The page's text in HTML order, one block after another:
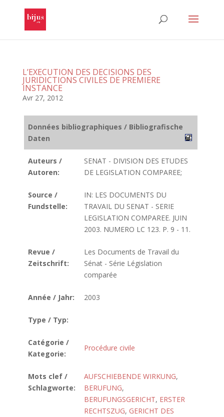
L’EXECUTION DES DECISIONS DES
JURIDICTIONS CIVILES DE PREMIERE
INSTANCE
Avr 27, 2012
Données bibliographiques / Bibliografische
Daten
Auteurs /
Autoren:
SENAT - DIVISION DES ETUDES
DE LEGISLATION COMPAREE;
Source /
Fundstelle:
IN: LES DOCUMENTS DU
TRAVAIL DU SENAT - SERIE
LEGISLATION COMPAREE. JUIN
2003. NUMERO LC 123. P. 9 - 11.
Revue /
Zeitschrift:
Les Documents de Travail du
Sénat - Série Législation
comparée
Année / Jahr: 2003
Type / Typ:
Catégorie /
Kategorie:
Procédure civile
Mots clef /
Schlagworte:
AUFSCHIEBENDE WIRKUNG,
BERUFUNG,
BERUFUNGSGERICHT, ERSTER
RECHTSZUG, GERICHT DES